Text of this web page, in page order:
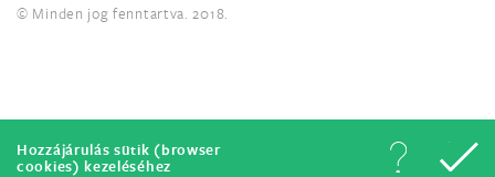
Hozzájárulás sütik (browser
cookies) kezeléséhez
© Minden jog fenntartva. 2018.